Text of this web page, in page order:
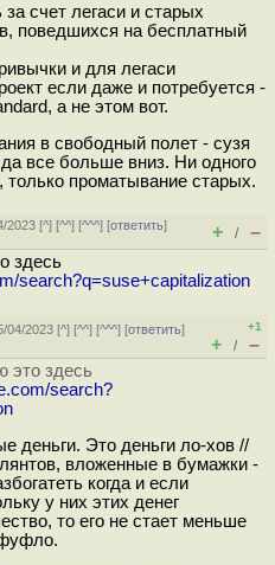
счет легаси и старых
поведшихся на бесплатный
и для легаси
если даже и потребуется -
а не этом вот.
в свободный полет - сузя
все больше вниз. Ни одного
только проматывание старых.
2023 [^] [^^] [^^^] [ответить]
+ / –
здесь
search?q=suse+capitalization
04/2023 [^] [^^] [^^^] [ответить]
+1
+ / –
это здесь
search?
деньги. Это деньги ло-хов //
вложенные в бумажки -
когда и если
у них этих денег
то его не стает меньше